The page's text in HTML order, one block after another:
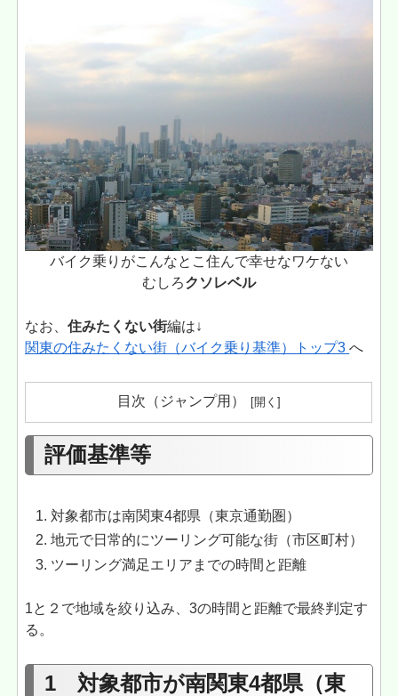
バイク乗りがこんなとこ住んで幸せなワケない
むしろクソレベル
なお、住みたくない街編は↓
関東の住みたくない街（バイク乗り基準）トップ3へ
目次（ジャンプ用）
評価基準等
対象都市は南関東4都県（東京通勤圏）
地元で日常的にツーリング可能な街（市区町村）
ツーリング満足エリアまでの時間と距離
1と２で地域を絞り込み、3の時間と距離で最終判定す
る。
1 対象都市が南関東4都県（東